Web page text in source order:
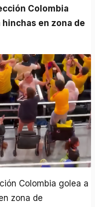
hinchas en zona de
Colombia golea a
zona de